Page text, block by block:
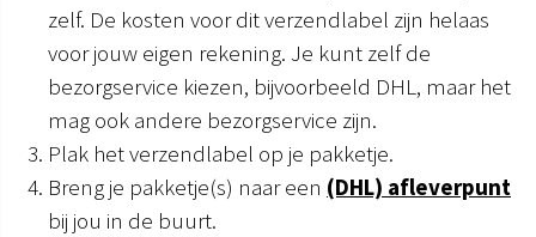
zelf. De kosten voor dit verzendlabel zijn helaas
voor jouw eigen rekening. Je kunt zelf de
bezorgservice kiezen, bijvoorbeeld DHL, maar het
mag ook andere bezorgservice zijn.
Plak het verzendlabel op je pakketje.
Breng je pakketje(s) naar een (DHL) afleverpunt
bij jou in de buurt.